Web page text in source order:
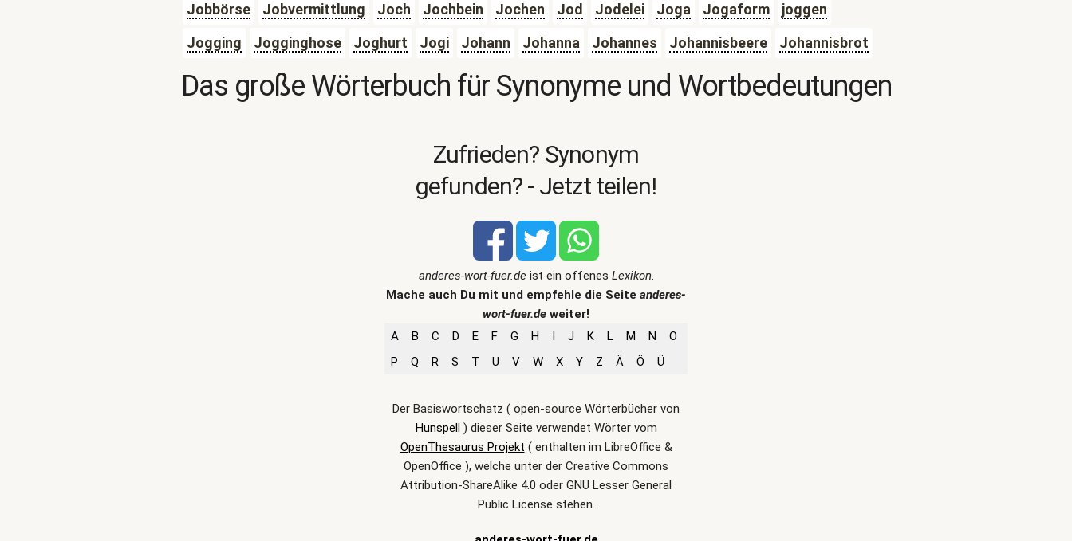
Jobbörse
Jobvermittlung Joch Jochbein Jochen Jod Jodelei Joga Jogaform
joggen
Jogging
Jogginghose Joghurt Jogi Johann Johanna Johannes Johannisbeere Johannisbrot
Das große Wörterbuch für Synonyme und Wortbedeutungen
Zufrieden? Synonym
gefunden? - Jetzt teilen!
anderes-wort-fuer.deist ein offenes Lexikon.
Mache auch Du mit und empfehle die Seite anderes-
wort-fuer.de weiter!
A
B C D E F G H I J K L M N
O
P
Q R S T U V W X Y Z Ä Ö Ü
Der Basiswortschatz ( open-source Wörterbücher von
Hunspell) dieser Seite verwendet Wörter vom
OpenThesaurus Projekt ( enthalten im LibreOffice &
OpenOffice ), welche unter der Creative Commons
Attribution-ShareAlike 4.0 oder GNU Lesser General
Public License stehen.